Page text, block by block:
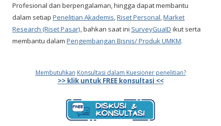
Profesional dan berpengalaman, hingga dapat membantu
dalam setiapPenelitian Akademis,Riset Personal,Market
Research (Riset Pasar), bahkan saat ini SurveyGuaID ikut serta
membantu dalamPengembangan Bisnis/ Produk UMKM.
Membutuhkan Konsultasi dalam Kuesioner penelitian?
>> klik untuk FREE konsultasi <<